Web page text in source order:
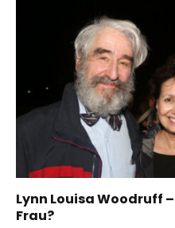
Lynn Louisa Woodruff
Frau?